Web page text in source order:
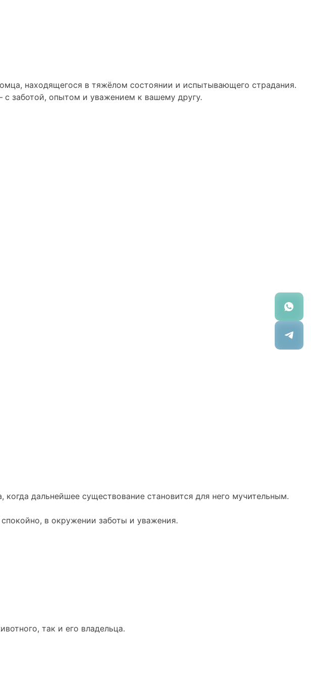
находящегося в тяжёлом состоянии и испытывающего страдания.
заботой, опытом и уважением к вашему другу.
дальнейшее существование становится для него мучительным.
в окружении заботы и уважения.
так и его владельца.